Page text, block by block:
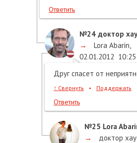
Ответить
№24 доктор
→
Lora Abarin
02.01.2012 10:25
Друг спасет от
↑ Свернуть • Поддержать
Ответить
№25 Lora
→
доктор